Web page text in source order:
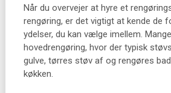
Når du overvejer at hyre et
rengøring, er det vigtigt at kende de
ydelser, du kan vælge imellem.
hovedrengøring, hvor der typisk
gulve, tørres støv af og rengøres
køkken.